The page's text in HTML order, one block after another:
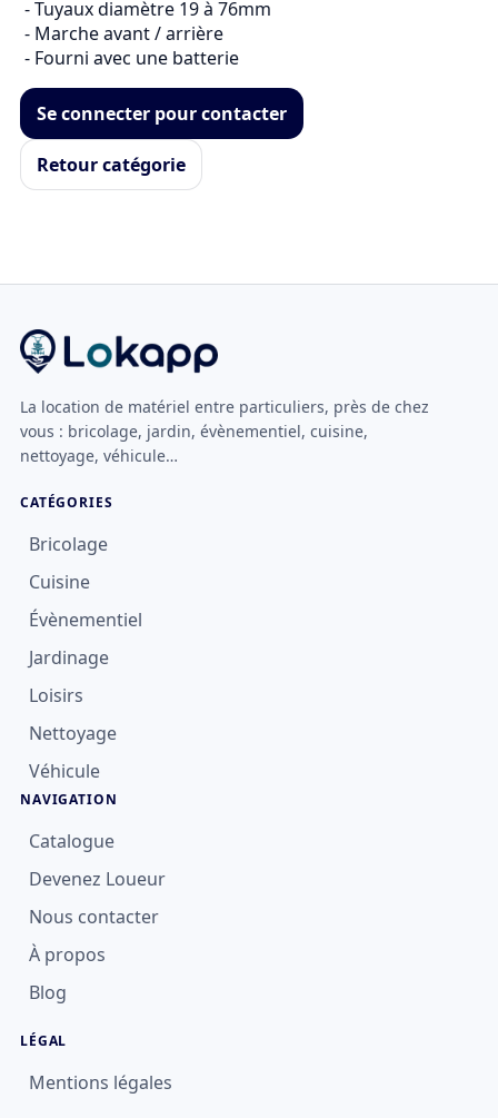
- Fourni avec une batterie
Se connecter pour contacter
Retour catégorie
La location de matériel entre particuliers, près de chez
vous : bricolage, jardin, évènementiel, cuisine,
nettoyage, véhicule…
CATÉGORIES
Bricolage
Cuisine
Évènementiel
Jardinage
Loisirs
Nettoyage
Véhicule
NAVIGATION
Catalogue
Devenez Loueur
Nous contacter
À propos
Blog
LÉGAL
Mentions légales